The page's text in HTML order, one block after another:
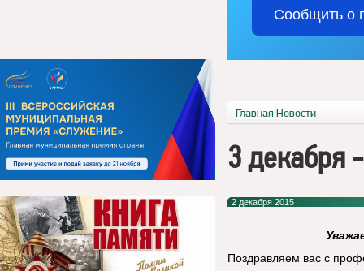
Сообщить о
Главная Новости
3 декабря
2 декабря 2015
Поздравляем вас с